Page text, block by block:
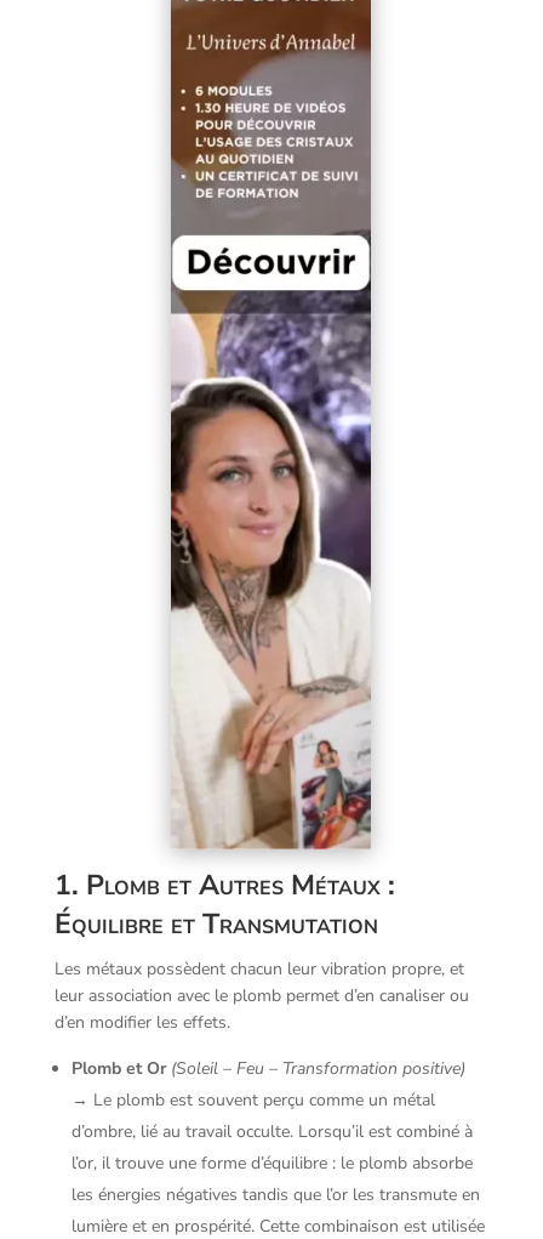
1. Plomb et Autres Métaux :
Équilibre et Transmutation
Les métaux possèdent chacun leur vibration propre, et
leur association avec le plomb permet d’en canaliser ou
d’en modifier les effets.
Plomb et Or (Soleil – Feu – Transformation positive)
→ Le plomb est souvent perçu comme un métal
d’ombre, lié au travail occulte. Lorsqu’il est combiné à
l’or, il trouve une forme d’équilibre : le plomb absorbe
les énergies négatives tandis que l’or les transmute en
lumière et en prospérité. Cette combinaison est utilisée